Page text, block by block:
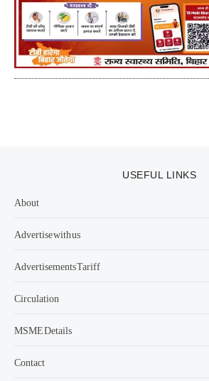
USEFUL LINKS
About
Advertise with us
Advertisements Tariff
Circulation
MSME Details
Contact